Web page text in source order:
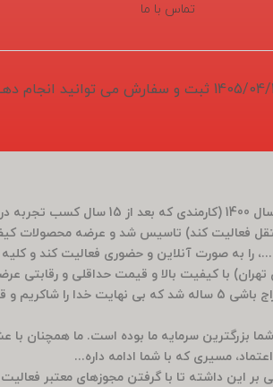
تماس با ما
از تاریخ 1405/04/13 تا 1405/04/16 ثبت و سفارش می توانید
فروشگاه سَراج باشی در بَهار سال 1400
فعالیت کند) تاسیس شد و عرضه محصولات
را به صورت آنلاین و حضوری فعالیت کند و
با کیفیت بالا و قیمت حداقلی و رقابتی
مشتریان گرامی، مجموعه سَراج باشی 5 ساله شد که بی نهایت
شما بزرگترین سرمایه ما بوده است. ما همچنان با
مسیری که با شما ادامه داره...
این داشته تا با گرفتن مجوزهای معتبر فعالیت